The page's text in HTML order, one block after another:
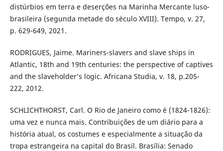
distúrbios em terra e deserções na Marinha Mercante luso-
brasileira (segunda metade do século XVIII). Tempo, v. 27,
p. 629-649, 2021.
RODRIGUES, Jaime. Mariners-slavers and slave ships in
Atlantic, 18th and 19th centuries: the perspective of captives
and the slaveholder’s logic. Africana Studia, v. 18, p.205-
222, 2012.
SCHLICHTHORST, Carl. O Rio de Janeiro como é (1824-1826):
uma vez e nunca mais. Contribuições de um diário para a
história atual, os costumes e especialmente a situação da
tropa estrangeira na capital do Brasil. Brasília: Senado